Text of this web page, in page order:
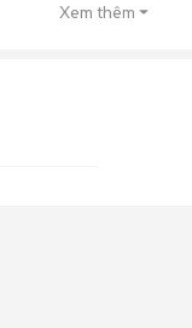
Xem thêm